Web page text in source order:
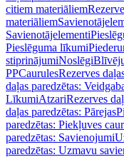
citiem materiāliem
materiāliem
Savienotājelementi
Pieslēguma līkumi
stiprinājumiNoslēgi
PPCaurulesRezerves
daļas paredzētas:
LīkumiAtzariRezerves
daļas paredzētas: Pārejas
paredzētas: Piekļuves
paredzētas: Savienojumi
paredzētas: Uzmavu